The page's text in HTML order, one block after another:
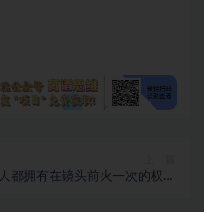
都拥有在镜头前火一次的权利